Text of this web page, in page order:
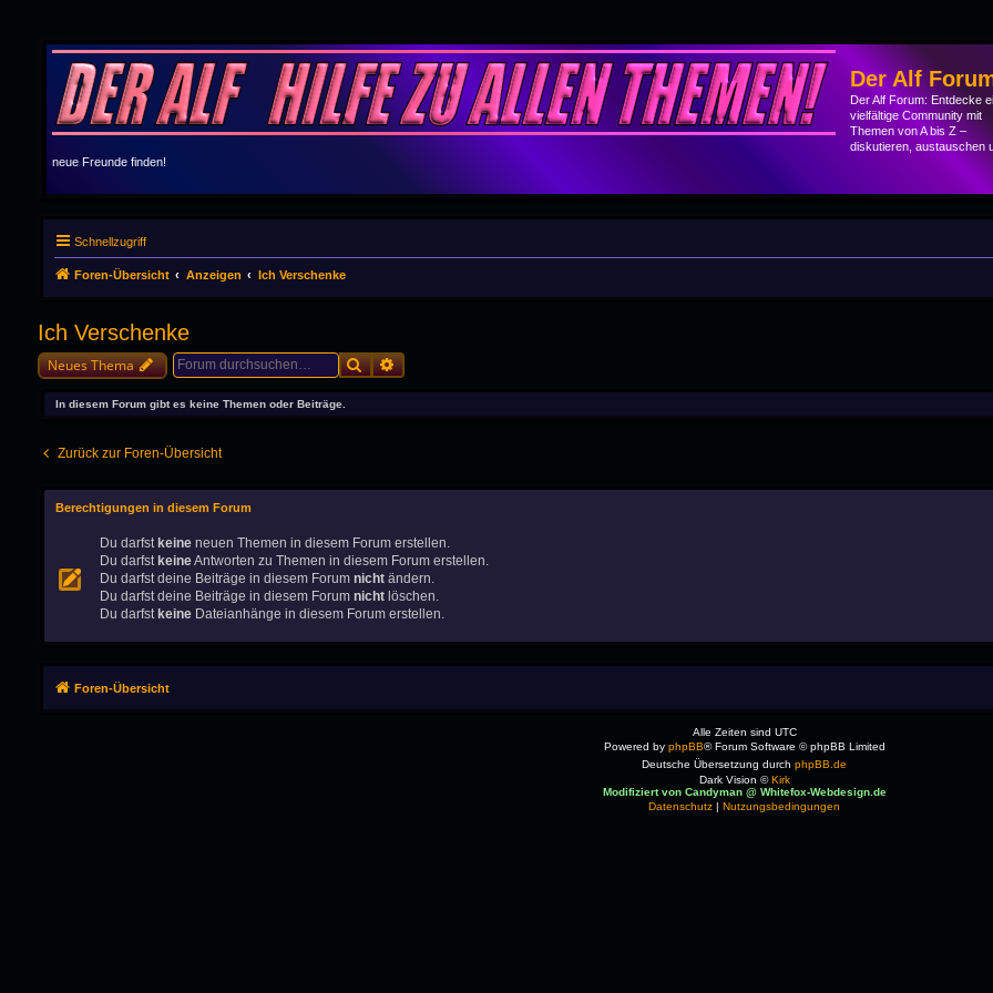
Der Alf
Der Alf Forum: Entdecke
vielfältige Community mit
Themen von A bis Z –
diskutieren, austauschen
neue Freunde finden!
Schnellzugriff
Foren-Übersicht Anzeigen Ich Verschenke
Ich Verschenke
Neues Thema SucheErweiterte Suche
In diesem Forum gibt es keine Themen oder Beiträge.
Zurück zur Foren-Übersicht
Berechtigungen in diesem Forum
Du darfst keineneuen Themen in diesem Forum erstellen.
Du darfst keineAntworten zu Themen in diesem Forum erstellen.
Du darfst deine Beiträge in diesem Forum nichtändern.
Du darfst deine Beiträge in diesem Forum nichtlöschen.
Du darfst keineDateianhänge in diesem Forum erstellen.
Foren-Übersicht
Alle Zeiten sind UTC
Powered by phpBB® Forum Software © phpBB Limited
Deutsche Übersetzung durchphpBB.de
Dark Vision © Kirk
Modifiziert von Candyman @ Whitefox-Webdesign.de
Datenschutz
Nutzungsbedingungen